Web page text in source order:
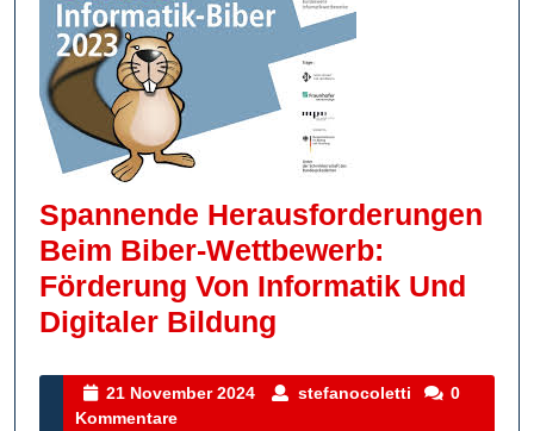
Spannende Herausforderungen
Beim Biber-Wettbewerb:
Förderung Von Informatik Und
Digitaler Bildung
Beim
21 November 2024
21
stefanocoletti stefanocoletti
0
Kommentare